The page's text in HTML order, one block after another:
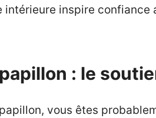
intérieure inspire
: le
vous êtes